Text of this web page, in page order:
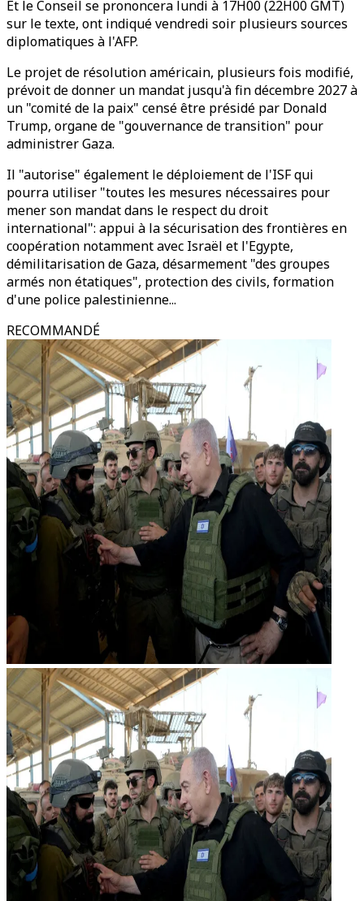
Et le Conseil se prononcera lundi à 17H00 (22H00 GMT)
sur le texte, ont indiqué vendredi soir plusieurs sources
diplomatiques à l'AFP.
Le projet de résolution américain, plusieurs fois modifié,
prévoit de donner un mandat jusqu'à fin décembre 2027 à
un "comité de la paix" censé être présidé par Donald
Trump, organe de "gouvernance de transition" pour
administrer Gaza.
Il "autorise" également le déploiement de l'ISF qui
pourra utiliser "toutes les mesures nécessaires pour
mener son mandat dans le respect du droit
international": appui à la sécurisation des frontières en
coopération notamment avec Israël et l'Egypte,
démilitarisation de Gaza, désarmement "des groupes
armés non étatiques", protection des civils, formation
d'une police palestinienne...
RECOMMANDÉ